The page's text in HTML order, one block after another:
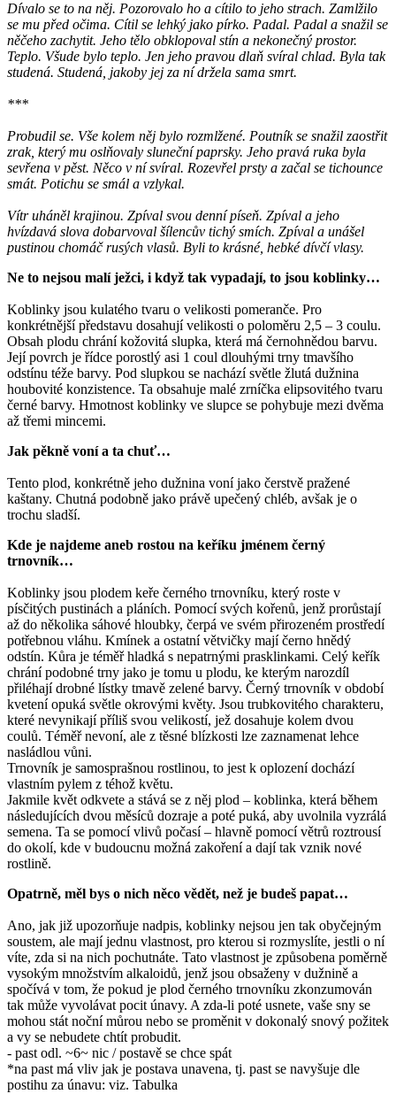
Dívalo se to na něj. Pozorovalo ho a cítilo to jeho strach. Zamlžilo
se mu před očima. Cítil se lehký jako pírko. Padal. Padal a snažil se
něčeho zachytit. Jeho tělo obklopoval stín a nekonečný prostor.
Teplo. Všude bylo teplo. Jen jeho pravou dlaň svíral chlad. Byla tak
studená. Studená, jakoby jej za ní držela sama smrt.
***
Probudil se. Vše kolem něj bylo rozmlžené. Poutník se snažil zaostřit
zrak, který mu oslňovaly sluneční paprsky. Jeho pravá ruka byla
sevřena v pěst. Něco v ní svíral. Rozevřel prsty a začal se tichounce
smát. Potichu se smál a vzlykal.
Vítr uháněl krajinou. Zpíval svou denní píseň. Zpíval a jeho
hvízdavá slova dobarvoval šílencův tichý smích. Zpíval a unášel
pustinou chomáč rusých vlasů. Byli to krásné, hebké dívčí vlasy.
Ne to nejsou malí ježci, i když tak vypadají, to jsou koblinky…
Koblinky jsou kulatého tvaru o velikosti pomeranče. Pro
konkrétnější představu dosahují velikosti o poloměru 2,5 – 3 coulu.
Obsah plodu chrání kožovitá slupka, která má černohnědou barvu.
Její povrch je řídce porostlý asi 1 coul dlouhými trny tmavšího
odstínu téže barvy. Pod slupkou se nachází světle žlutá dužnina
houbovité konzistence. Ta obsahuje malé zrníčka elipsovitého tvaru
černé barvy. Hmotnost koblinky ve slupce se pohybuje mezi dvěma
až třemi mincemi.
Jak pěkně voní a ta chuť…
Tento plod, konkrétně jeho dužnina voní jako čerstvě pražené
kaštany. Chutná podobně jako právě upečený chléb, avšak je o
trochu sladší.
Kde je najdeme aneb rostou na keříku jménem černý
trnovník…
Koblinky jsou plodem keře černého trnovníku, který roste v
písčitých pustinách a pláních. Pomocí svých kořenů, jenž prorůstají
až do několika sáhové hloubky, čerpá ve svém přirozeném prostředí
potřebnou vláhu. Kmínek a ostatní větvičky mají černo hnědý
odstín. Kůra je téměř hladká s nepatrnými prasklinkami. Celý keřík
chrání podobné trny jako je tomu u plodu, ke kterým narozdíl
přiléhají drobné lístky tmavě zelené barvy. Černý trnovník v období
kvetení opuká světle okrovými květy. Jsou trubkovitého charakteru,
které nevynikají příliš svou velikostí, jež dosahuje kolem dvou
coulů. Téměř nevoní, ale z těsné blízkosti lze zaznamenat lehce
nasládlou vůni.
Trnovník je samosprašnou rostlinou, to jest k oplození dochází
vlastním pylem z téhož květu.
Jakmile květ odkvete a stává se z něj plod – koblinka, která během
následujících dvou měsíců dozraje a poté puká, aby uvolnila vyzrálá
semena. Ta se pomocí vlivů počasí – hlavně pomocí větrů roztrousí
do okolí, kde v budoucnu možná zakoření a dají tak vznik nové
rostlině.
Opatrně, měl bys o nich něco vědět, než je budeš papat…
Ano, jak již upozorňuje nadpis, koblinky nejsou jen tak obyčejným
soustem, ale mají jednu vlastnost, pro kterou si rozmyslíte, jestli o ní
víte, zda si na nich pochutnáte. Tato vlastnost je způsobena poměrně
vysokým množstvím alkaloidů, jenž jsou obsaženy v dužnině a
spočívá v tom, že pokud je plod černého trnovníku zkonzumován
tak může vyvolávat pocit únavy. A zda-li poté usnete, vaše sny se
mohou stát noční můrou nebo se proměnit v dokonalý snový požitek
a vy se nebudete chtít probudit.
- past odl. ~6~ nic / postavě se chce spát
*na past má vliv jak je postava unavena, tj. past se navyšuje dle
postihu za únavu: viz. Tabulka